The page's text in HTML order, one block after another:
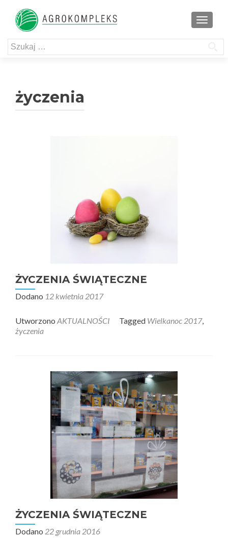
Szukaj:
życzenia
ŻYCZENIA ŚWIĄTECZNE
Dodano 12 kwietnia 2017
Utworzono AKTUALNOŚCI Tagged Wielkanoc 2017,
życzenia
ŻYCZENIA ŚWIĄTECZNE
Dodano 22 grudnia 2016